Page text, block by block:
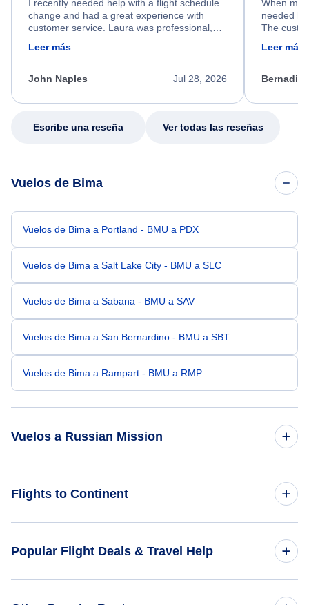
I recently needed help with a flight schedule
change and had a great experience with
customer service. Laura was professional,
friendly, and very helpful throughout the
process. She quickly found a solution and
appreciate her excellent service.
Leer más
Jul 28, 2026
John Naples
When my
needed
The
calm,
my issue.
Leer más
Escribe una reseña Ver todas las reseñas
Vuelos de Bima
Vuelos de Bima a Portland - BMU a PDX
Vuelos de Bima a Salt Lake City - BMU a SLC
Vuelos de Bima a Sabana - BMU a SAV
Vuelos de Bima a San Bernardino - BMU a SBT
Vuelos de Bima a Rampart - BMU a RMP
Vuelos a Russian Mission
Vuelos de Puerto holandés a Russian Mission - DUT a RSH
Flights to Continent
Popular Flight Deals & Travel Help